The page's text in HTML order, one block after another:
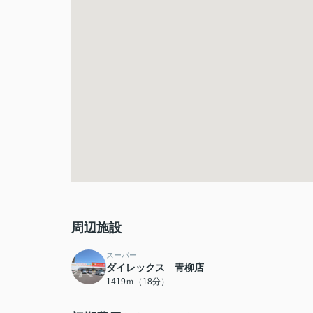
周辺施設
スーパー
ダイレックス 青柳店
1419ｍ（18分）